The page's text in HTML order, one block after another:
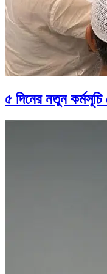
৫ দিনের নতুন